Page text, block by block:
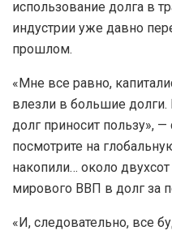
использование долга в
индустрии уже давно
прошлом.
«Мне все равно,
влезли в большие
долг приносит пользу»,
посмотрите на
накопили… около
мирового ВВП в долг за
«И, следовательно, все